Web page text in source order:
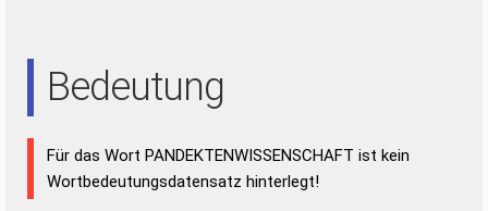
Bedeutung
Für das Wort PANDEKTENWISSENSCHAFT ist kein
Wortbedeutungsdatensatz hinterlegt!